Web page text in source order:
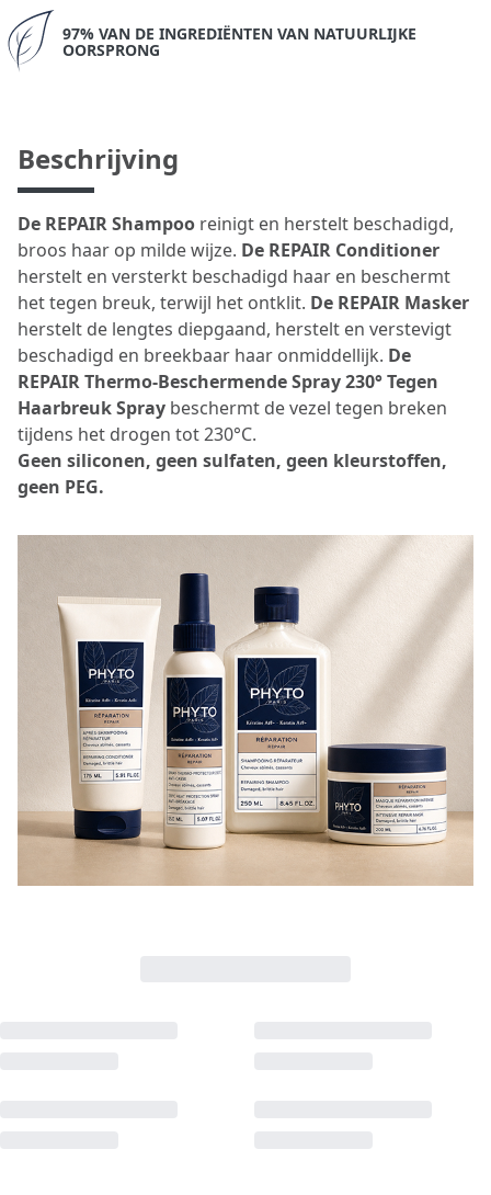
97% VAN DE INGREDIËNTEN VAN NATUURLIJKE
OORSPRONG
Beschrijving
De REPAIR Shampoo reinigt en herstelt beschadigd,
broos haar op milde wijze. De REPAIR Conditioner
herstelt en versterkt beschadigd haar en beschermt
het tegen breuk, terwijl het ontklit. De REPAIR Masker
herstelt de lengtes diepgaand, herstelt en verstevigt
beschadigd en breekbaar haar onmiddellijk. De
REPAIR Thermo-Beschermende Spray 230° Tegen
Haarbreuk Spray beschermt de vezel tegen breken
tijdens het drogen tot 230°C.
Geen siliconen, geen sulfaten, geen kleurstoffen,
geen PEG.